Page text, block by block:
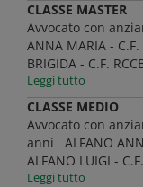
CLASSE MASTER
Avvocato con
ANNA MARIA -
BRIGIDA - C.F.
Leggi tutto
CLASSE MEDIO
Avvocato con
anni ALFANO
ALFANO LUIGI -
Leggi tutto